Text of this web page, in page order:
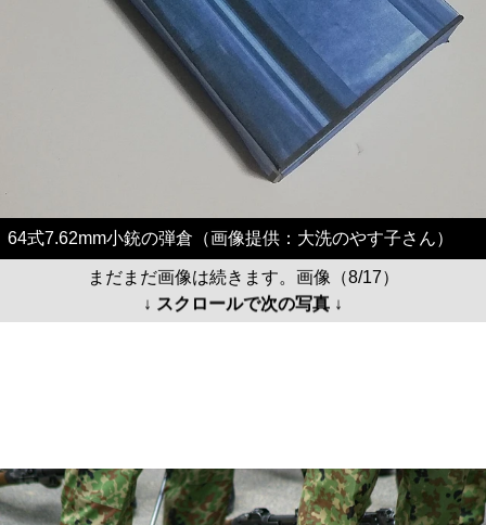
64式7.62mm小銃の弾倉（画像提供：大洗のやす子さん）
まだまだ画像は続きます。画像（8/17）
↓ スクロールで次の写真 ↓